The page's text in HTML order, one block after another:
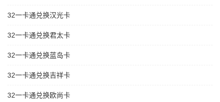
32一卡通兑换汉光卡
32一卡通兑换君太卡
32一卡通兑换蓝岛卡
32一卡通兑换吉祥卡
32一卡通兑换欧尚卡